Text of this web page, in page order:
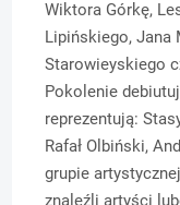
Wiktora Górkę,
Lipińskiego, Jana
Starowieyskiego
Pokolenie
reprezentują:
Rafał Olbiński,
grupie
znaleźli artyści